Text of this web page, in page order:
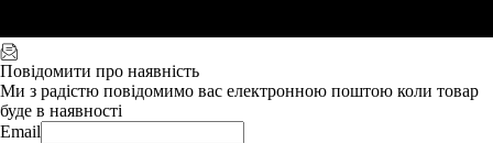
Повідомити про наявність
Ми з радістю повідомимо вас електронною поштою коли товар
буде в наявності
Email